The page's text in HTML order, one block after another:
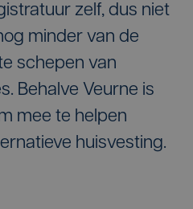
zelf, dus niet
minder van de
schepen van
Behalve Veurne is
mee te helpen
huisvesting.